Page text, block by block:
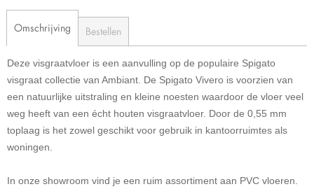
Omschrijving Bestellen
Deze visgraatvloer is een aanvulling op de populaire Spigato
visgraat collectie van Ambiant. De Spigato Vivero is voorzien van
een natuurlijke uitstraling en kleine noesten waardoor de vloer veel
weg heeft van een écht houten visgraatvloer. Door de 0,55 mm
toplaag is het zowel geschikt voor gebruik in kantoorruimtes als
woningen.
In onze showroom vind je een ruim assortiment aan PVC vloeren.